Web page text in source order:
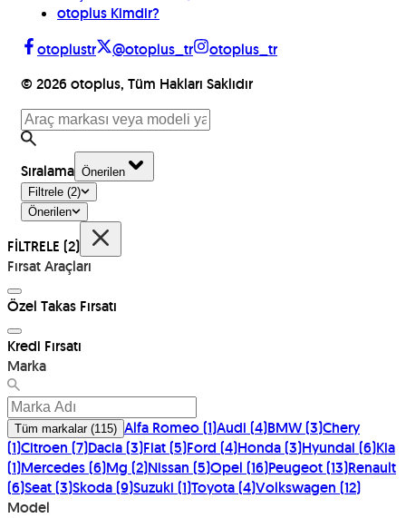
otoplus Kimdir?
otoplustr
@otoplus_tr
otoplus_tr
© 2026 otoplus, Tüm Hakları Saklıdır
Sıralama Önerilen
Filtrele (2)
Önerilen
FİLTRELE (2)
Fırsat Araçları
Özel Takas Fırsatı
Kredi Fırsatı
Marka
Tüm markalar(115) Alfa Romeo(1)Audi (4)BMW(3)Chery
(1)Citroen (7)Dacia(3)Fiat(5)Ford (4)Honda(3)Hyundai (6)Kia
(1)Mercedes(6)Mg (2)Nissan (5)Opel (16)Peugeot(13)Renault
(6)Seat(3)Skoda(9)Suzuki (1)Toyota(4)Volkswagen (12)
Model